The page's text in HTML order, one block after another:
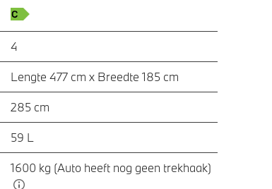
4
Lengte 477 cm x Breedte 185 cm
285 cm
59 L
1600 kg (Auto heeft nog geen trekhaak)